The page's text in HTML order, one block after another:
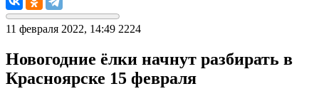
11 февраля 2022, 14:49 2224
Новогодние ёлки начнут разбирать в
Красноярске 15 февраля